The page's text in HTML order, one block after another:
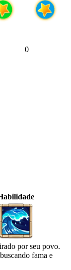
0
por seu povo.
fama e